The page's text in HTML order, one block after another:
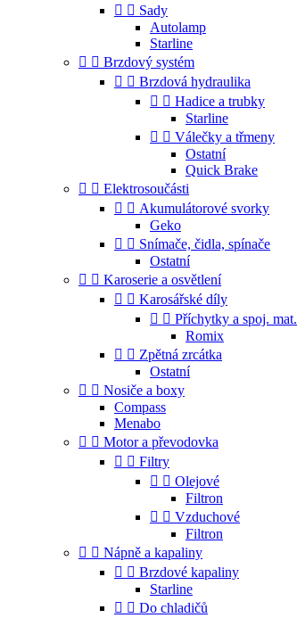
  Sady
Autolamp
Starline
  Brzdový systém
  Brzdová hydraulika
  Hadice a trubky
Starline
  Válečky a třmeny
Ostatní
Quick Brake
  Elektrosoučásti
  Akumulátorové svorky
Geko
  Snímače, čidla, spínače
Ostatní
  Karoserie a osvětlení
  Karosářské díly
  Příchytky a spoj. mat.
Romix
  Zpětná zrcátka
Ostatní
  Nosiče a boxy
Compass
Menabo
  Motor a převodovka
  Filtry
  Olejové
Filtron
  Vzduchové
Filtron
  Nápně a kapaliny
  Brzdové kapaliny
Starline
  Do chladičů